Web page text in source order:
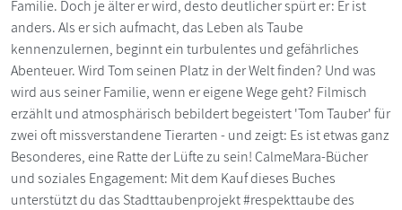
Familie. Doch je älter er wird, desto deutlicher spürt er: Er ist
anders. Als er sich aufmacht, das Leben als Taube
kennenzulernen, beginnt ein turbulentes und gefährliches
Abenteuer. Wird Tom seinen Platz in der Welt finden? Und was
wird aus seiner Familie, wenn er eigene Wege geht? Filmisch
erzählt und atmosphärisch bebildert begeistert 'Tom Tauber' für
zwei oft missverstandene Tierarten - und zeigt: Es ist etwas ganz
Besonderes, eine Ratte der Lüfte zu sein! CalmeMara-Bücher
und soziales Engagement: Mit dem Kauf dieses Buches
unterstützt du das Stadttaubenprojekt #respekttaube des